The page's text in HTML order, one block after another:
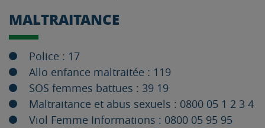
MALTRAITANCE
Police : 17
Allo enfance maltraitée : 119
SOS femmes battues : 39 19
Maltraitance et abus sexuels : 0800 05 1 2 3 4
Viol Femme Informations : 0800 05 95 95